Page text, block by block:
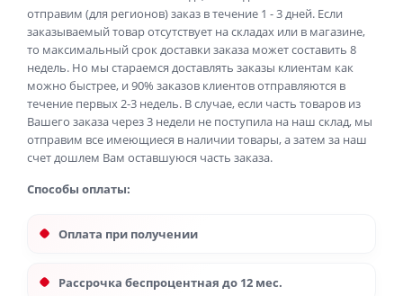
отправим (для регионов) заказ в течение 1 - 3 дней. Если
заказываемый товар отсутствует на складах или в магазине,
то максимальный срок доставки заказа может составить 8
недель. Но мы стараемся доставлять заказы клиентам как
можно быстрее, и 90% заказов клиентов отправляются в
течение первых 2-3 недель. В случае, если часть товаров из
Вашего заказа через 3 недели не поступила на наш склад, мы
отправим все имеющиеся в наличии товары, а затем за наш
счет дошлем Вам оставшуюся часть заказа.
Способы оплаты:
Оплата при получении
Рассрочка беспроцентная до 12 мес.